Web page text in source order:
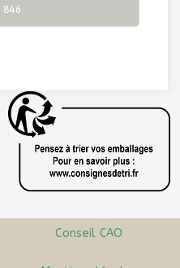
846
Conseil CAO